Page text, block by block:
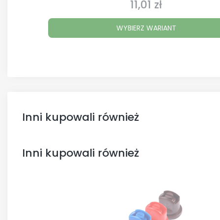
Cena
11,01 zł
WYBIERZ WARIANT
Inni kupowali również
Inni kupowali również